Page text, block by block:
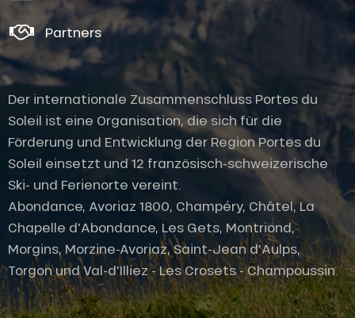
Öffnungen
Versorger
Partners
Der internationale Zusammenschluss Portes du
Soleil ist eine Organisation, die sich für die
Förderung und Entwicklung der Region Portes du
Soleil einsetzt und 12 französisch-schweizerische
Ski- und Ferienorte vereint.
Abondance, Avoriaz 1800, Champéry, Châtel, La
Chapelle d'Abondance, Les Gets, Montriond,
Morgins, Morzine-Avoriaz, Saint-Jean d'Aulps,
Torgon und Val-d'Illiez - Les Crosets - Champoussin.